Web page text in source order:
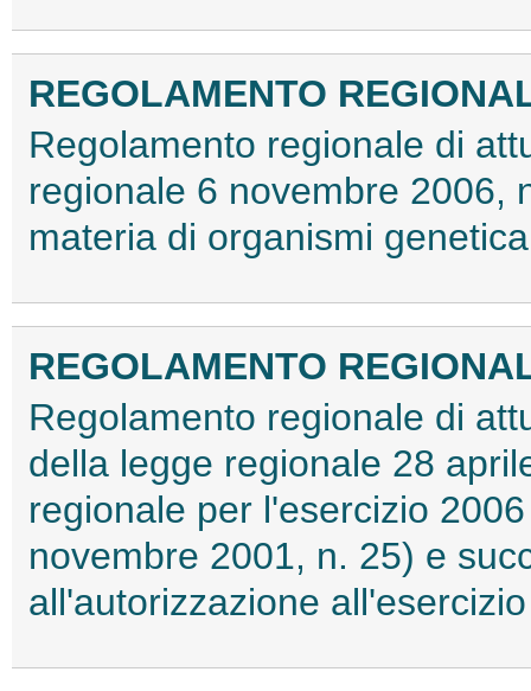
REGOLAMENTO
Regolamento regionale di
regionale 6 novembre 2006,
materia di organismi
REGOLAMENTO
Regolamento regionale di
della legge regionale 28
regionale per l'esercizio
novembre 2001, n. 25) e
all'autorizzazione